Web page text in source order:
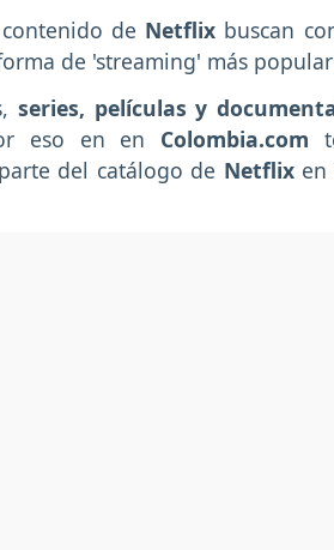
de Netflix buscan
de 'streaming' más
series, películas y
eso en en Colombia.com
del catálogo de Netflixen